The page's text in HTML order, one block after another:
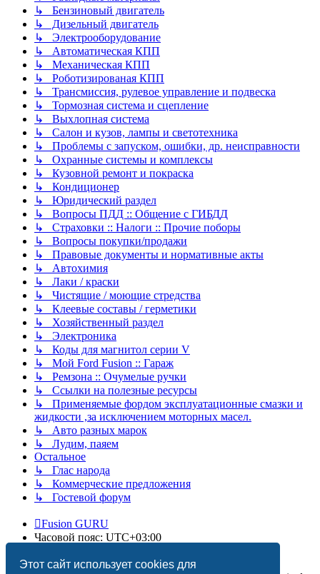
Этот сайт использует cookies для
↳ Бензиновый двигатель
↳ Дизельный двигатель
↳ Электрооборудование
↳ Автоматическая КПП
↳ Механическая КПП
↳ Роботизированая КПП
↳ Трансмиссия, рулевое управление и подвеска
↳ Тормозная система и сцепление
↳ Выхлопная система
↳ Салон и кузов, лампы и светотехника
↳ Проблемы с запуском, ошибки, др. неисправности
↳ Охранные системы и комплексы
↳ Кузовной ремонт и покраска
↳ Кондиционер
↳ Юридический раздел
↳ Вопросы ПДД :: Общение с ГИБДД
↳ Страховки :: Налоги :: Прочие поборы
↳ Вопросы покупки/продажи
↳ Правовые документы и нормативные акты
↳ Автохимия
↳ Лаки / краски
↳ Чистящие / моющие стредства
↳ Клеевые составы / герметики
↳ Хозяйственный раздел
↳ Электроника
↳ Коды для магнитол серии V
↳ Мой Ford Fusion :: Гараж
↳ Ремзона :: Очумелые ручки
↳ Ссылки на полезные ресурсы
↳ Применяемые фордом эксплуатационные смазки и
жидкости ,за исключением моторных масел.
↳ Авто разных марок
↳ Лудим, паяем
Остальное
↳ Глас народа
↳ Коммерческие предложения
↳ Гостевой форум
Fusion GURU
Часовой пояс: UTC+03:00